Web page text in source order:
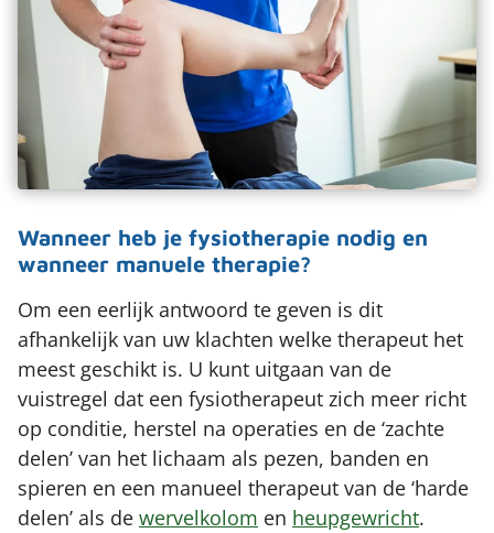
Wanneer heb je fysiotherapie nodig en
wanneer manuele therapie?
Om een eerlijk antwoord te geven is dit
afhankelijk van uw klachten welke therapeut het
meest geschikt is. U kunt uitgaan van de
vuistregel dat een fysiotherapeut zich meer richt
op conditie, herstel na operaties en de ‘zachte
delen’ van het lichaam als pezen, banden en
spieren en een manueel therapeut van de ‘harde
delen’ als de wervelkolom en heupgewricht.